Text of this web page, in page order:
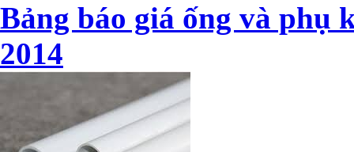
Bảng báo giá ống và phụ
2014